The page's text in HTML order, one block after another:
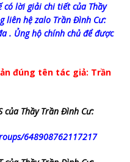
có lời giải chi tiết của Thầy
liên hệ zalo Trần Đình Cư:
. Ủng hộ chính chủ để được
đúng tên tác giả: Trần
của Thầy Trần Đình Cư:
648908762117217